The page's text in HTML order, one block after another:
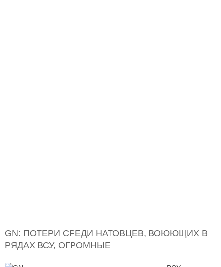
GN: ПОТЕРИ СРЕДИ НАТОВЦЕВ, ВОЮЮЩИХ В
РЯДАХ ВСУ, ОГРОМНЫЕ